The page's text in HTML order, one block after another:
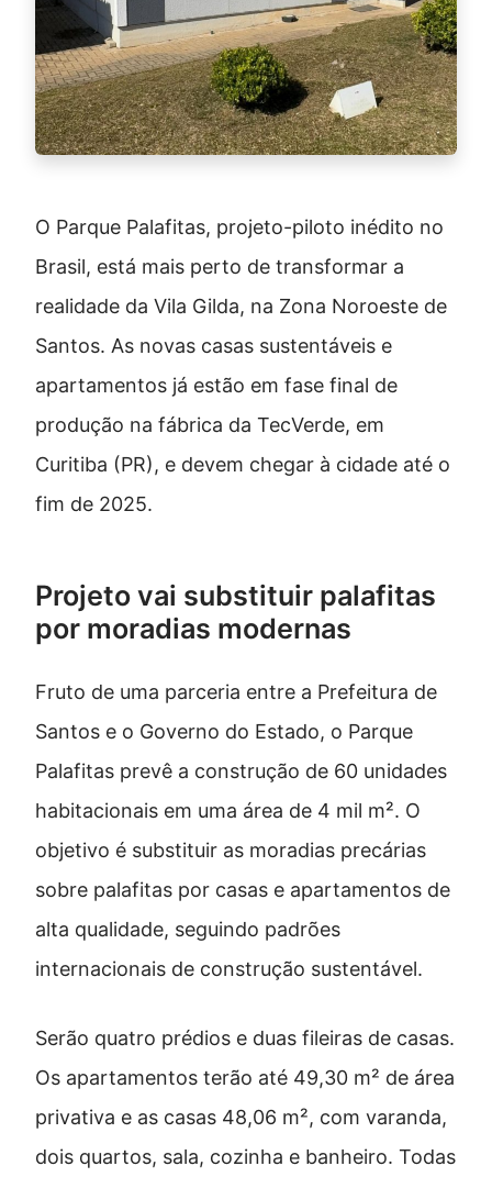
O Parque Palafitas, projeto-piloto inédito no
Brasil, está mais perto de transformar a
realidade da Vila Gilda, na Zona Noroeste de
Santos. As novas casas sustentáveis e
apartamentos já estão em fase final de
produção na fábrica da TecVerde, em
Curitiba (PR), e devem chegar à cidade até o
fim de 2025.
Projeto vai substituir palafitas
por moradias modernas
Fruto de uma parceria entre a Prefeitura de
Santos e o Governo do Estado, o Parque
Palafitas prevê a construção de 60 unidades
habitacionais em uma área de 4 mil m². O
objetivo é substituir as moradias precárias
sobre palafitas por casas e apartamentos de
alta qualidade, seguindo padrões
internacionais de construção sustentável.
Serão quatro prédios e duas fileiras de casas.
Os apartamentos terão até 49,30 m² de área
privativa e as casas 48,06 m², com varanda,
dois quartos, sala, cozinha e banheiro. Todas